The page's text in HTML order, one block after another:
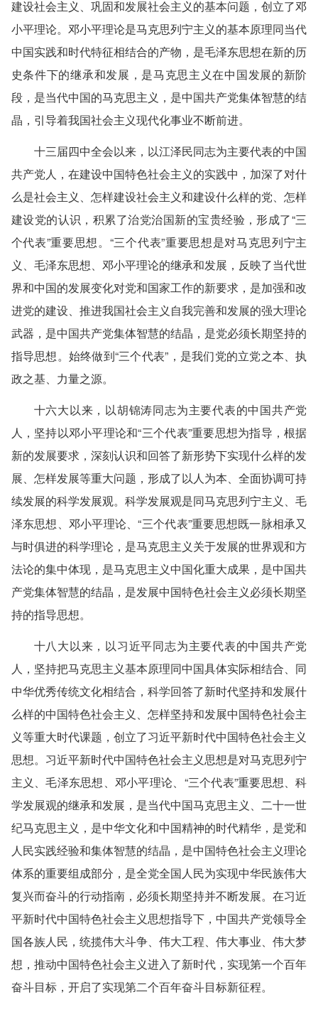
建设社会主义、巩固和发展社会主义的基本问题，创立了邓
小平理论。邓小平理论是马克思列宁主义的基本原理同当代
中国实践和时代特征相结合的产物，是毛泽东思想在新的历
史条件下的继承和发展，是马克思主义在中国发展的新阶
段，是当代中国的马克思主义，是中国共产党集体智慧的结
晶，引导着我国社会主义现代化事业不断前进。
十三届四中全会以来，以江泽民同志为主要代表的中国
共产党人，在建设中国特色社会主义的实践中，加深了对什
么是社会主义、怎样建设社会主义和建设什么样的党、怎样
建设党的认识，积累了治党治国新的宝贵经验，形成了“三
个代表”重要思想。“三个代表”重要思想是对马克思列宁主
义、毛泽东思想、邓小平理论的继承和发展，反映了当代世
界和中国的发展变化对党和国家工作的新要求，是加强和改
进党的建设、推进我国社会主义自我完善和发展的强大理论
武器，是中国共产党集体智慧的结晶，是党必须长期坚持的
指导思想。始终做到“三个代表”，是我们党的立党之本、执
政之基、力量之源。
十六大以来，以胡锦涛同志为主要代表的中国共产党
人，坚持以邓小平理论和“三个代表”重要思想为指导，根据
新的发展要求，深刻认识和回答了新形势下实现什么样的发
展、怎样发展等重大问题，形成了以人为本、全面协调可持
续发展的科学发展观。科学发展观是同马克思列宁主义、毛
泽东思想、邓小平理论、“三个代表”重要思想既一脉相承又
与时俱进的科学理论，是马克思主义关于发展的世界观和方
法论的集中体现，是马克思主义中国化重大成果，是中国共
产党集体智慧的结晶，是发展中国特色社会主义必须长期坚
持的指导思想。
十八大以来，以习近平同志为主要代表的中国共产党
人，坚持把马克思主义基本原理同中国具体实际相结合、同
中华优秀传统文化相结合，科学回答了新时代坚持和发展什
么样的中国特色社会主义、怎样坚持和发展中国特色社会主
义等重大时代课题，创立了习近平新时代中国特色社会主义
思想。习近平新时代中国特色社会主义思想是对马克思列宁
主义、毛泽东思想、邓小平理论、“三个代表”重要思想、科
学发展观的继承和发展，是当代中国马克思主义、二十一世
纪马克思主义，是中华文化和中国精神的时代精华，是党和
人民实践经验和集体智慧的结晶，是中国特色社会主义理论
体系的重要组成部分，是全党全国人民为实现中华民族伟大
复兴而奋斗的行动指南，必须长期坚持并不断发展。在习近
平新时代中国特色社会主义思想指导下，中国共产党领导全
国各族人民，统揽伟大斗争、伟大工程、伟大事业、伟大梦
想，推动中国特色社会主义进入了新时代，实现第一个百年
奋斗目标，开启了实现第二个百年奋斗目标新征程。